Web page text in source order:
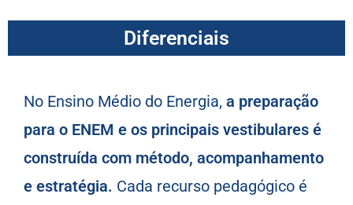
Diferenciais
No Ensino Médio do Energia, a preparação
para o ENEM e os principais vestibulares é
construída com método, acompanhamento
e estratégia. Cada recurso pedagógico é